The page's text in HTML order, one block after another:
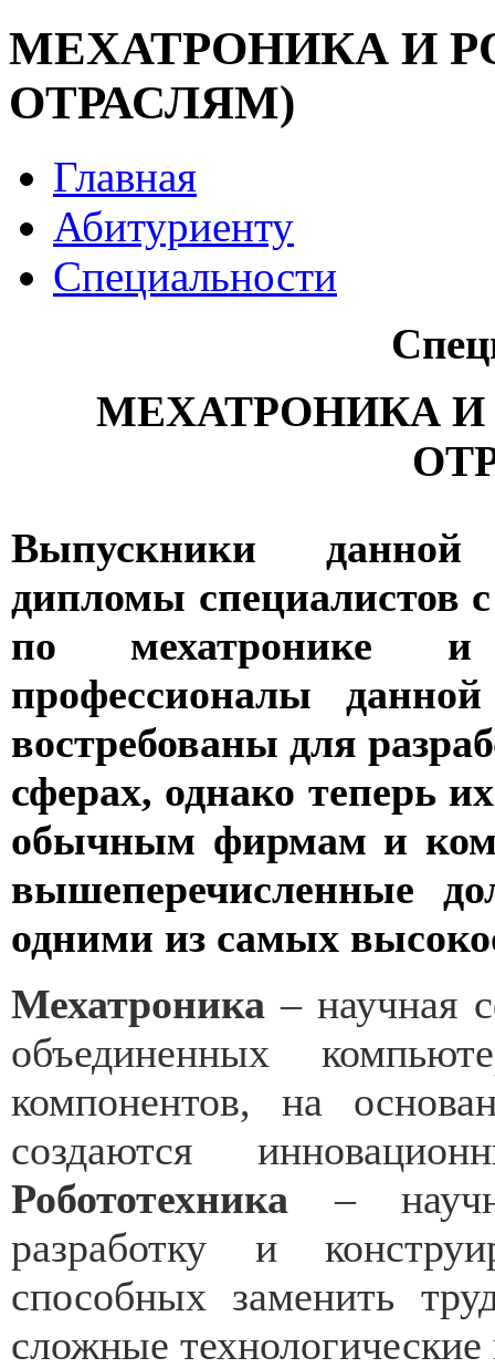
МЕХАТРОНИКА И
ОТРАСЛЯМ)
Главная
Абитуриенту
Специальности
МЕХАТРОНИКА
Выпускники данной
дипломы специалистов
по мехатронике и
профессионалы
востребованы для
сферах, однако теперь
обычным фирмам и
вышеперечисленные
одними из самых
Мехатроника– научная
объединенных
компонентов, на
создаются
Робототехника –
разработку и
способных заменить
сложные